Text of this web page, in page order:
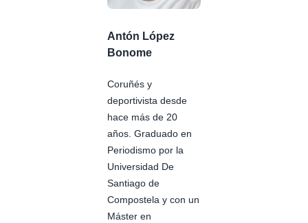
Antón López
Bonome
Coruñés y
deportivista desde
hace más de 20
años. Graduado en
Periodismo por la
Universidad De
Santiago de
Compostela y con un
Máster en